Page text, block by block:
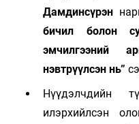
Дамдинсүрэн
бичил болон
эмчилгээний
нэвтрүүлсэн нь”
Нүүдэлчдийн
илэрхийлсэн